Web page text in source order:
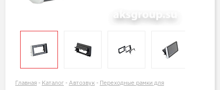
Главная - Каталог - Автозвук -
Переходные рамки для